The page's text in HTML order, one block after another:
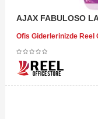
AJAX FABULOSO
Ofis Giderlerinizde Reel